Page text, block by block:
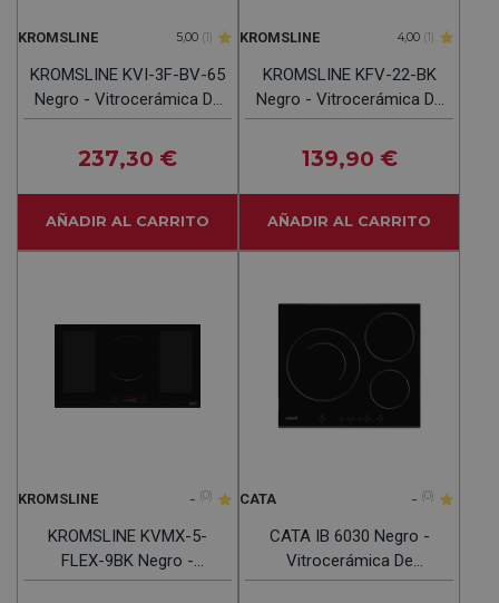
KROMSLINE 5,00 (1)
KROMSLINE KVI-3F-BV-65
Negro - Vitrocerámica De
Inducción 65CM
237,30 €
AÑADIR AL CARRITO
KROMSLINE 4,00 (1)
KROMSLINE KFV-22-BK
Negro - Vitrocerámica De
Inducción 60CM
139,90 €
AÑADIR AL CARRITO
KROMSLINE - (0)
KROMSLINE KVMX-5-
FLEX-9BK Negro -
Vitrocerámica De
CATA - (0)
CATA IB 6030 Negro -
Vitrocerámica De
Inducción 60cm